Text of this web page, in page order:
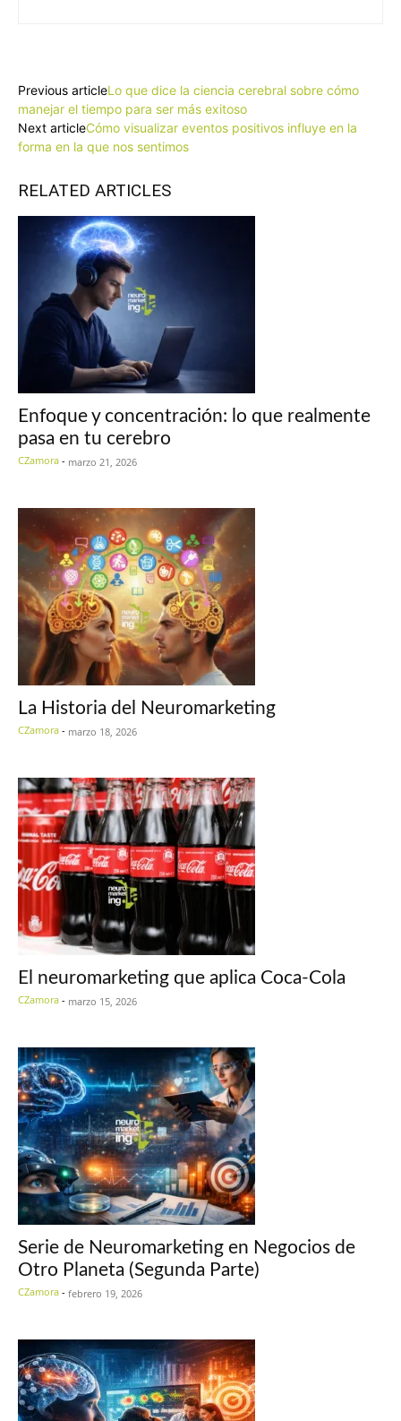
Previous articleLo que dice la ciencia cerebral sobre cómo
manejar el tiempo para ser más exitoso
Next articleCómo visualizar eventos positivos influye en la
forma en la que nos sentimos
RELATED ARTICLES
Enfoque y concentración: lo que realmente
pasa en tu cerebro
CZamora - marzo 21, 2026
La Historia del Neuromarketing
CZamora - marzo 18, 2026
El neuromarketing que aplica Coca-Cola
CZamora - marzo 15, 2026
Serie de Neuromarketing en Negocios de
Otro Planeta (Segunda Parte)
CZamora - febrero 19, 2026